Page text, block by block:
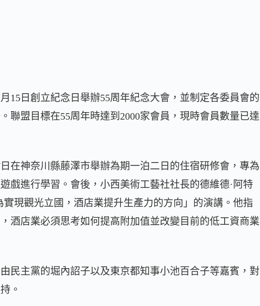
15日創立紀念日舉辦55周年紀念大會，並制定各委員會的
聯盟目標在55周年時達到2000家會員，現時會員數量已達
在神奈川縣藤澤市舉辦為期一泊二日的住宿研修會，專為
戲進行學習。會後，小西美術工藝社社長的德維德·阿特
現觀光立國，酒店業提升生產力的方向」的演講。他指
酒店業必須思考如何提高附加值並改變目前的低工資商業
民主黨的堀內詔子以及東京都知事小池百合子等嘉賓，對
。